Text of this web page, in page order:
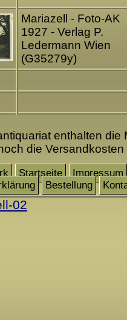
Mariazell - Foto-AK
1927 - Verlag P.
Ledermann Wien
(G35279y)
enthalten die
die Versandkosten
Startseite
Impressum
Bestellung
02